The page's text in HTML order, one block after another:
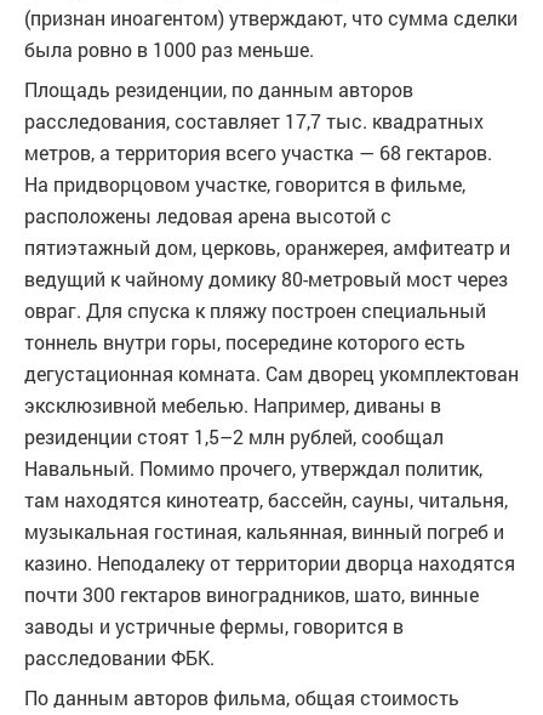
(признан иноагентом) утверждают, что сумма сделки
была ровно в 1000 раз меньше.
Площадь резиденции, по данным авторов
расследования, составляет 17,7 тыс. квадратных
метров, а территория всего участка — 68 гектаров.
На придворцовом участке, говорится в фильме,
расположены ледовая арена высотой с
пятиэтажный дом, церковь, оранжерея, амфитеатр и
ведущий к чайному домику 80-метровый мост через
овраг. Для спуска к пляжу построен специальный
тоннель внутри горы, посередине которого есть
дегустационная комната. Сам дворец укомплектован
эксклюзивной мебелью. Например, диваны в
резиденции стоят 1,5–2 млн рублей, сообщал
Навальный. Помимо прочего, утверждал политик,
там находятся кинотеатр, бассейн, сауны, читальня,
музыкальная гостиная, кальянная, винный погреб и
казино. Неподалеку от территории дворца находятся
почти 300 гектаров виноградников, шато, винные
заводы и устричные фермы, говорится в
расследовании ФБК.
По данным авторов фильма, общая стоимость